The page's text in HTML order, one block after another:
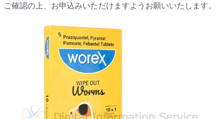
ご確認の上、お申込みいただけますようお願いいたします。